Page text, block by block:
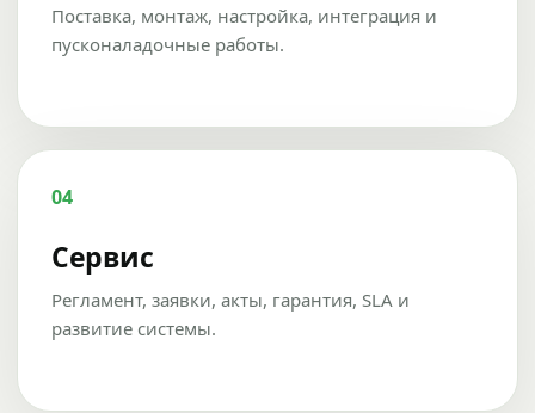
Поставка, монтаж, настройка, интеграция и
пусконаладочные работы.
04
Сервис
Регламент, заявки, акты, гарантия, SLA и
развитие системы.